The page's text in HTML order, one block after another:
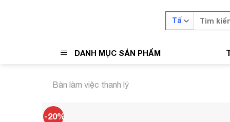
Tìm
kiếm:
DANH MỤC SẢN PHẨM
Bàn làm việc thanh lý
-20%